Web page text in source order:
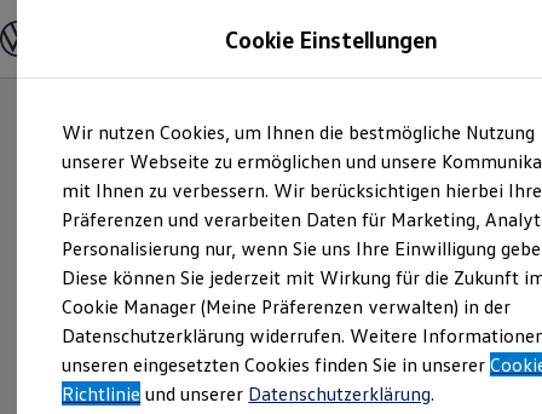
Hauptinhalt
springen
Footer
springen
Modelle und Konfigurator
Modelle vergleichen
Elektroautos
ENERGY Sondermodelle
Nutzfahrzeuge
SUV und CUV
Familienautos
Kombis
Kompaktwagen
Sportwagen
Schnell verfügbare Fahrzeuge
Angebote und Produkte
Aktuelle Angebote
E-Auto-Förderung
Volkswagen Marktplatz
Cookie Einstellungen
Wir nutzen Cookies, um Ihnen die bestmögliche Nutzung
unserer Webseite zu ermöglichen und unsere
mit Ihnen zu verbessern. Wir berücksichtigen hierbei Ihre
Präferenzen und verarbeiten Daten für Marketing,
Personalisierung nur, wenn Sie uns Ihre Einwilligung
Diese können Sie jederzeit mit Wirkung für die Zukunft
Cookie Manager (Meine Präferenzen verwalten) in der
Datenschutzerklärung widerrufen. Weitere
unseren eingesetzten Cookies finden Sie in unserer
Richtlinie und unserer Datenschutzerklärung.